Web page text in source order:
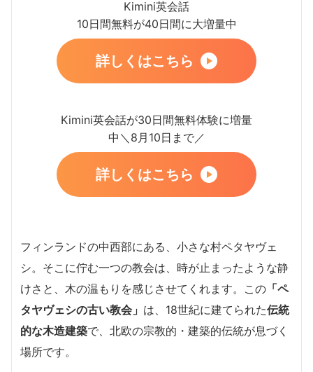
Kimini英会話
10日間無料が40日間に大増量中
詳しくはこちら
Kimini英会話が30日間無料体験に増量
中＼8月10日まで／
詳しくはこちら
フィンランドの中西部にある、小さな村ペタヤヴェ
シ。そこに佇む一つの教会は、時が止まったような静
けさと、木の温もりを感じさせてくれます。この 「ペ
タヤヴェシの古い教会」 は、18世紀に建てられた伝統
的な木造建築で、北欧の宗教的・建築的伝統が息づく
場所です。